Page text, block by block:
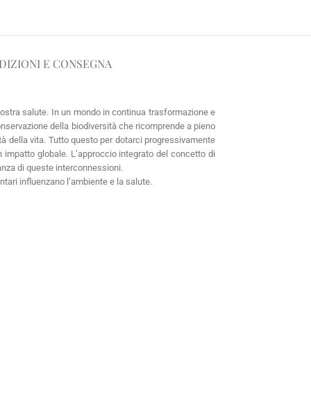
E CONSEGNA
salute. In un mondo in continua trasformazione e
della biodiversità che ricomprende a pieno
della vita. Tutto questo per dotarci progressivamente
globale. L’approccio integrato del concetto di
di queste interconnessioni.
influenzano l’ambiente e la salute.